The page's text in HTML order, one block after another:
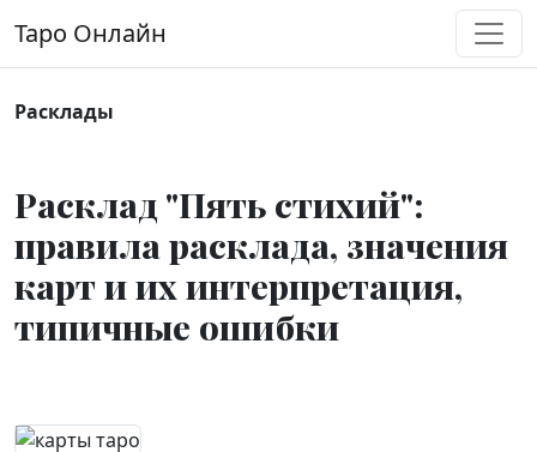
Основная навигация
Таро Онлайн
Расклады
Расклад "Пять стихий":
правила расклада, значения
карт и их интерпретация,
типичные ошибки